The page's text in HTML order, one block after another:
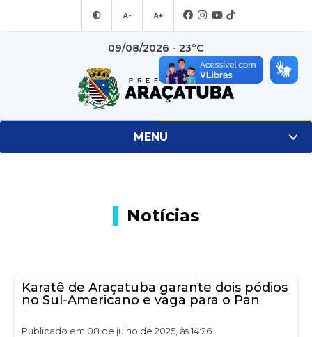
A- A+
09/08/2026 - 23°C
MENU
Notícias
Karatê de Araçatuba garante dois pódios
no Sul-Americano e vaga para o Pan
Publicado em 08 de julho de 2025, às 14:26